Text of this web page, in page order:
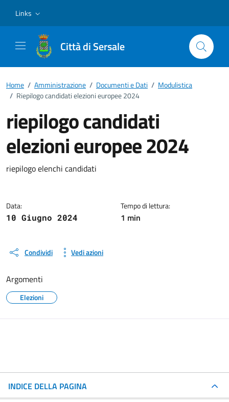
Links
Città di Sersale
Home / Amministrazione / Documenti e Dati / Modulistica
/ Riepilogo candidati elezioni europee 2024
riepilogo candidati
elezioni europee 2024
Dettagli del documento
riepilogo elenchi candidati
Data:
10 Giugno 2024
Tempo di lettura:
1 min
Condividi Vedi azioni
Argomenti
Elezioni
INDICE DELLA PAGINA